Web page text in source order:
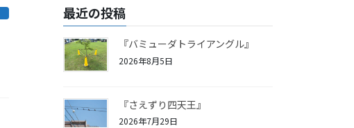
最近の投稿
『バミューダトライアングル』
2026年8月5日
『さえずり四天王』
2026年7月29日